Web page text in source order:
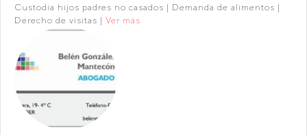
Custodia hijos padres no casados | Demanda de alimentos |
Derecho de visitas | Ver más